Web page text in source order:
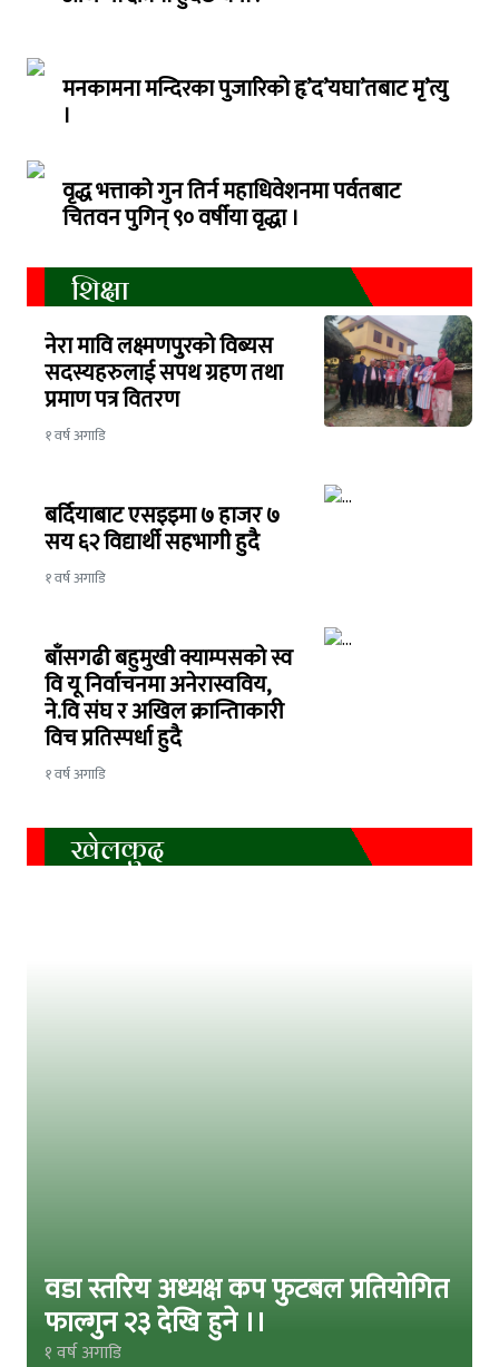
मनकामना मन्दिरका पुजारिको हृ’द’यघा’तबाट मृ’त्यु
।
वृद्ध भत्ताको गुन तिर्न महाधिवेशनमा पर्वतबाट
चितवन पुगिन् ९० वर्षीया वृद्धा ।
शिक्षा
नेरा मावि लक्ष्मणपुुरको विब्यस
सदस्यहरुलाई सपथ ग्रहण तथा
प्रमाण पत्र वितरण
१ वर्ष अगाडि
बर्दियाबाट एसइइमा ७ हाजर ७
सय ६२ विद्यार्थी सहभागी हुदै
१ वर्ष अगाडि
बाँसगढी बहुमुखी क्याम्पसको स्व
वि यू निर्वाचनमा अनेरास्वविय,
ने.वि संघ र अखिल क्रान्तिाकारी
विच प्रतिस्पर्धा हुदै
१ वर्ष अगाडि
खेलकुद
वडा स्तरिय अध्यक्ष कप फुटबल प्रतियोगित
फाल्गुन २३ देखि हुने ।।
१ वर्ष अगाडि